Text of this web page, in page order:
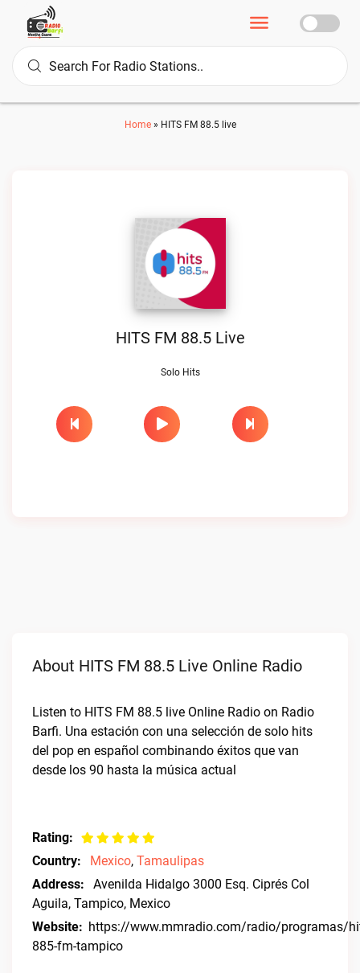
Home» HITS FM 88.5 live
HITS FM 88.5 Live
Solo Hits
About HITS FM 88.5 Live Online Radio
Listen to HITS FM 88.5 live Online Radio on Radio
Barfi. Una estación con una selección de solo hits
del pop en español combinando éxitos que van
desde los 90 hasta la música actual
Rating:
Country:
Mexico, Tamaulipas
Address:
Avenilda Hidalgo 3000 Esq. Ciprés Col
Aguila, Tampico, Mexico
Website: https://www.mmradio.com/radio/programas/
885-fm-tampico